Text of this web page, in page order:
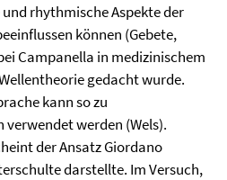
rhythmische Aspekte der
können (Gebete,
Campanella in medizinischem
gedacht wurde.
kann so zu
werden (Wels).
der Ansatz Giordano
darstellte. Im Versuch,